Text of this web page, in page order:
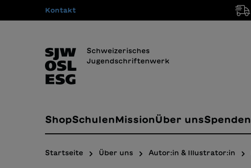
Zur Hauptnavigation springen
Kontakt
Schweizerisches
Jugendschriftenwerk
ShopSchulen MissionÜber unsSpenden
Startseite Über uns Autor:in & Illustrator:in